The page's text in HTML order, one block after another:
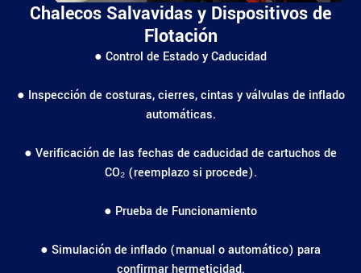
Chalecos Salvavidas y Dispositivos de
Flotación
● Control de Estado y Caducidad
● Inspección de costuras, cierres, cintas y válvulas de inflado
automáticas.
● Verificación de las fechas de caducidad de cartuchos de
CO₂ (reemplazo si procede).
● Prueba de Funcionamiento
● Simulación de inflado (manual o automático) para
confirmar hermeticidad.